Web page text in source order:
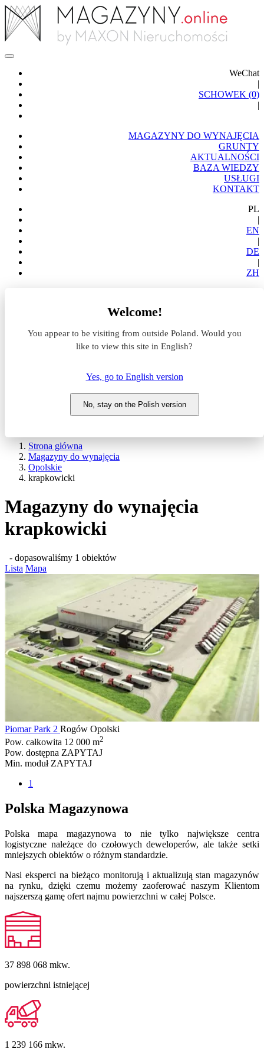
WeChat
|
SCHOWEK (0)
|
MAGAZYNY DO WYNAJĘCIA
GRUNTY
AKTUALNOŚCI
BAZA WIEDZY
USŁUGI
KONTAKT
PL
|
EN
|
DE
|
ZH
Welcome!
You appear to be visiting from outside Poland. Would you
like to view this site in English?
Yes, go to English version
No, stay on the Polish version
Lokalizacja
Strona główna
Magazyny do wynajęcia
Opolskie
krapkowicki
Magazyny do wynajęcia
krapkowicki
- dopasowaliśmy 1 obiektów
Lista Mapa
Piomar Park 2 Rogów Opolski
Pow. całkowita 12 000 m2
Pow. dostępna ZAPYTAJ
Min. moduł ZAPYTAJ
1
Polska Magazynowa
Polska mapa magazynowa to nie tylko największe centra
logistyczne należące do czołowych deweloperów, ale także setki
mniejszych obiektów o różnym standardzie.
Nasi eksperci na bieżąco monitorują i aktualizują stan magazynów
na rynku, dzięki czemu możemy zaoferować naszym Klientom
najszerszą gamę ofert najmu powierzchni w całej Polsce.
37 898 068 mkw.
powierzchni istniejącej
1 239 166 mkw.